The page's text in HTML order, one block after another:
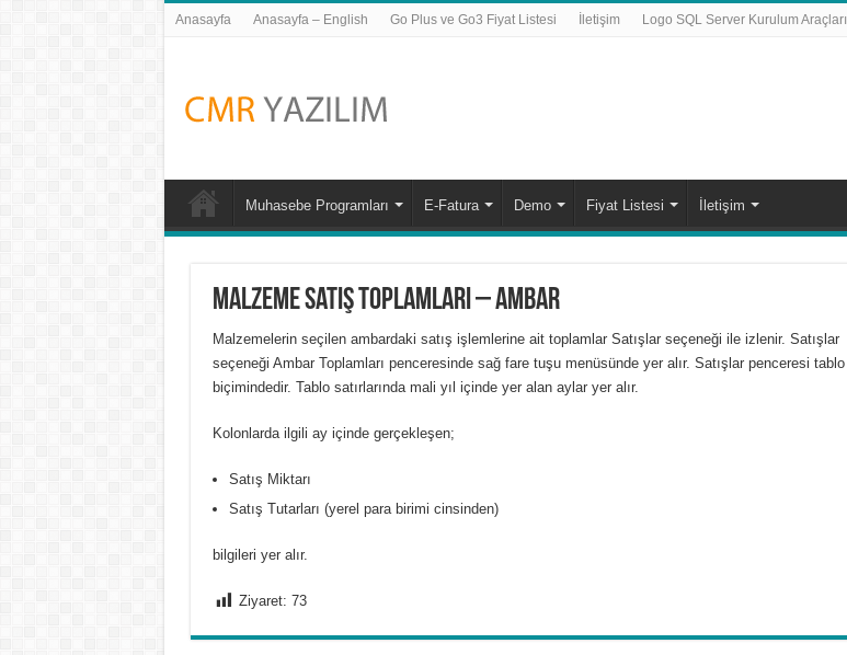
Anasayfa Anasayfa – English Go Plus ve Go3 Fiyat Listesi İletişim Logo SQL Server Kurulum Araçları
Muhasebe Programları E-Fatura Demo Fiyat Listesi İletişim
Malzeme Satış Toplamları – Ambar
Malzemelerin seçilen ambardaki satış işlemlerine ait toplamlar Satışlarseçeneği ile izlenir. Satışlar
seçeneği Ambar Toplamları penceresinde sağ fare tuşu menüsünde yer alır. Satışlar penceresi tablo
biçimindedir. Tablo satırlarında mali yıl içinde yer alan aylar yer alır.
Kolonlarda ilgili ay içinde gerçekleşen;
Satış Miktarı
Satış Tutarları (yerel para birimi cinsinden)
bilgileri yer alır.
Ziyaret: 73